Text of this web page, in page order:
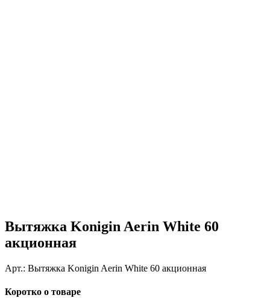
Вытяжка Konigin Aerin White 60
акционная
Арт.: Вытяжка Konigin Aerin White 60 акционная
Коротко о товаре